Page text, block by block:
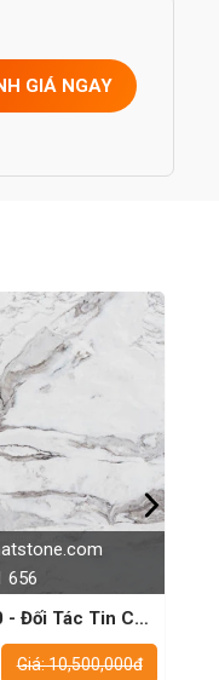
GIÁ NGAY
32%
Vicostone BQ8912 - Sự
Hoàn Hảo Cho Không
7,140,000đ